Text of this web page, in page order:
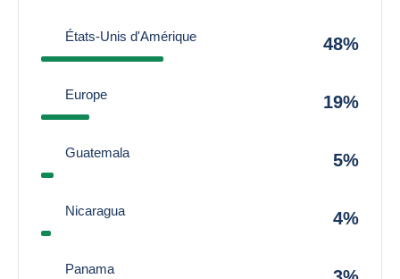
États-Unis d'Amérique 48%
Europe 19%
Guatemala 5%
Nicaragua 4%
Panama